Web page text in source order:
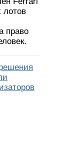
лотов
право